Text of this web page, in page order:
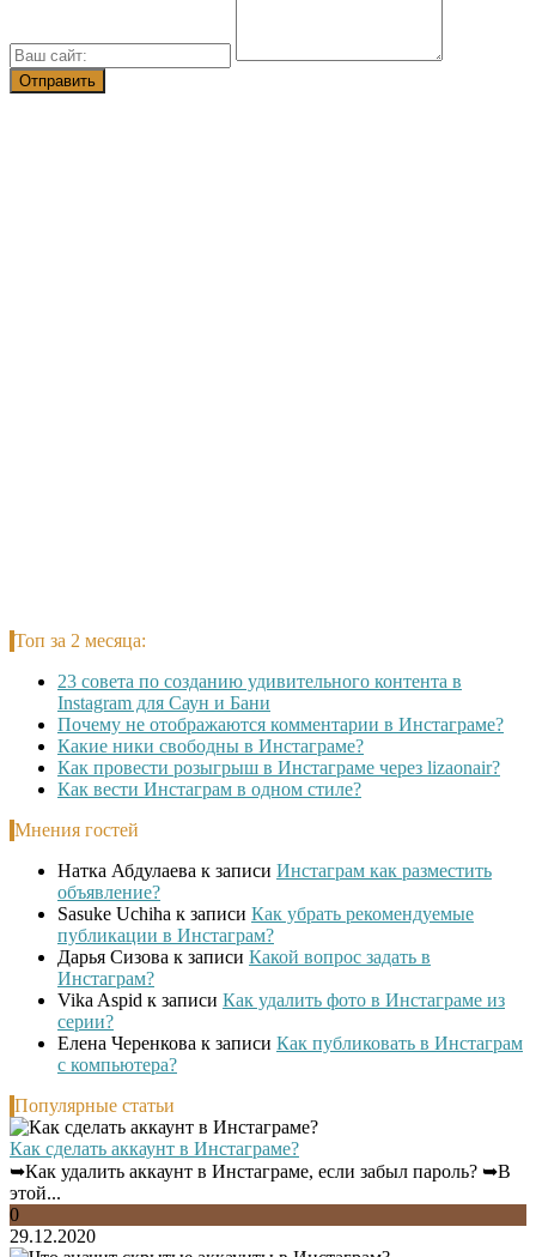
Топ за 2 месяца:
23 совета по созданию удивительного контента в
Instagram для Саун и Бани
Почему не отображаются комментарии в Инстаграме?
Какие ники свободны в Инстаграме?
Как провести розыгрыш в Инстаграме через lizaonair?
Как вести Инстаграм в одном стиле?
Мнения гостей
Натка Абдулаева к записи Инстаграм как разместить
объявление?
Sasuke Uchiha к записи Как убрать рекомендуемые
публикации в Инстаграм?
Дарья Сизова к записи Какой вопрос задать в
Инстаграм?
Vika Aspid к записи Как удалить фото в Инстаграме из
серии?
Елена Черенкова к записи Как публиковать в Инстаграм
с компьютера?
Популярные статьи
Как сделать аккаунт в Инстаграме?
➥Как удалить аккаунт в Инстаграме, если забыл пароль? ➥В
этой...
0
29.12.2020